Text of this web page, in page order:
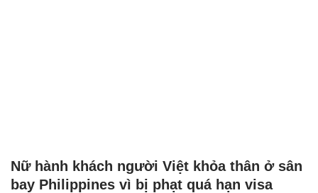
Nữ hành khách người Việt khỏa thân ở sân
bay Philippines vì bị phạt quá hạn visa